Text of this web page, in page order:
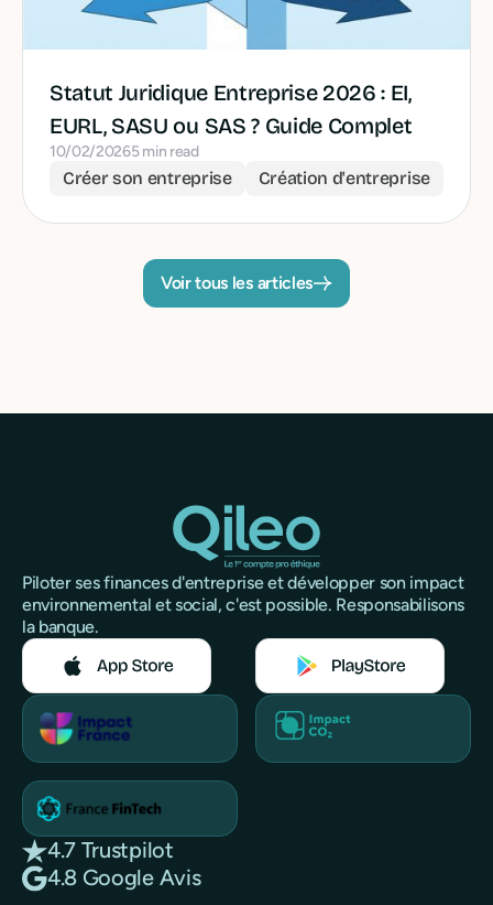
Statut Juridique Entreprise 2026 : EI,
EURL, SASU ou SAS ? Guide Complet
10/02/20265 min read
Créer son entreprise Création d'entreprise
Voir tous les articles
Piloter ses finances d'entreprise et développer son impact
environnemental et social, c'est possible. Responsabilisons
la banque.
4.7 Trustpilot
4.8 Google Avis